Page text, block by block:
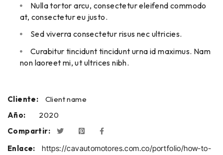
Nulla tortor arcu, consectetur eleifend commodo
at, consectetur eu justo.
Sed viverra consectetur risus nec ultricies.
Curabitur tincidunt tincidunt urna id maximus. Nam
non laoreet mi, ut ultrices nibh.
Cliente:
Client name
Año:
2020
Compartir:
Enlace:
https://cavautomotores.com.co/portfolio/how-to-